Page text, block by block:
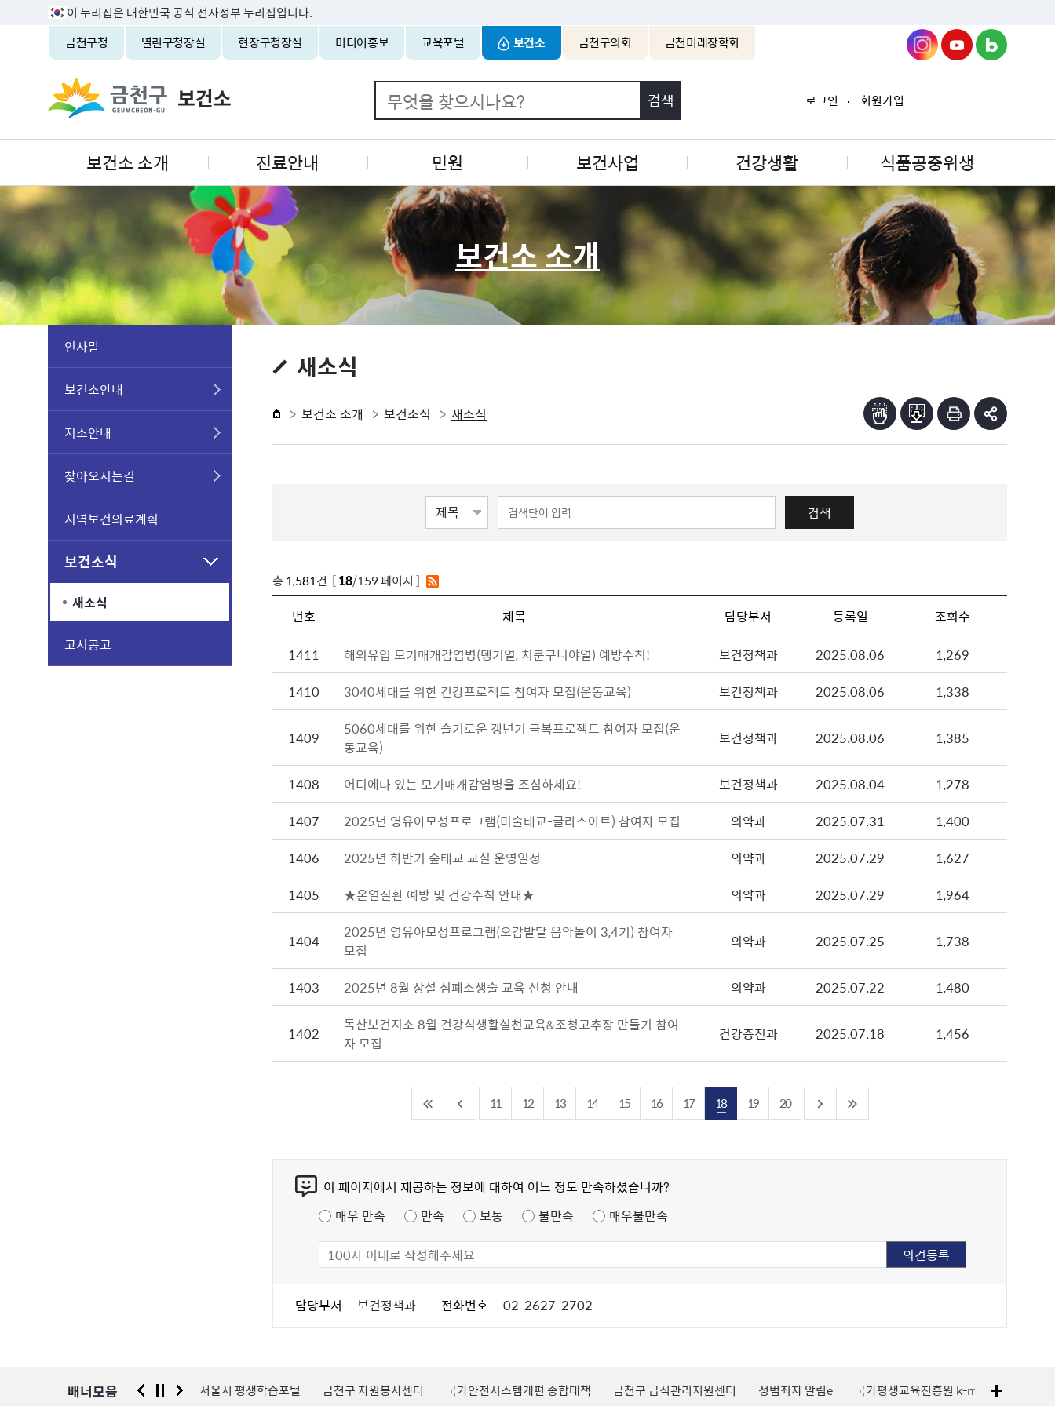
이 누리집은 대한민국 공식 전자정부 누리집입니다.
금천구청
열린구청장실 현장구청장실 미디어홍보 교육포털 보건소 금천구의회 금천미래장학회
로그인 회원가입
보건소 소개 진료안내 민원 보건사업 건강생활 식품공중위생
보건소 소개
인사말
보건소안내
지소안내
찾아오시는길
지역보건의료계획
보건소식
새소식
고시공고
새소식
보건소 소개 보건소식 새소식
검색
총 1,581건 [18/159 페이지 ]
번호 제목 담당부서 등록일 조회수
1411 해외유입 모기매개감염병(뎅기열, 치쿤구니야열) 예방수칙! 보건정책과 2025.08.06
1,269
1410
3040세대를 위한 건강프로젝트 참여자 모집(운동교육) 보건정책과 2025.08.06 1,338
1409
5060세대를 위한 슬기로운 갱년기 극복프로젝트 참여자 모집(운
동교육)
보건정책과 2025.08.06 1,385
1408 어디에나 있는 모기매개감염병을 조심하세요! 보건정책과 2025.08.04
1,278
1407
2025년 영유아모성프로그램(미술태교-글라스아트) 참여자 모집 의약과 2025.07.31
1,400
1406
2025년 하반기 숲태교 교실 운영일정 의약과 2025.07.29
1,627
1405
★온열질환 예방 및 건강수칙 안내★ 의약과 2025.07.29 1,964
1404
2025년 영유아모성프로그램(오감발달 음악놀이 3,4기) 참여자
모집
의약과 2025.07.25 1,738
1403 2025년 8월 상설 심폐소생술 교육 신청 안내 의약과 2025.07.22 1,480
1402
독산보건지소 8월 건강식생활실천교육&조청고추장 만들기 참여
자 모집
건강증진과 2025.07.18 1,456
11 12 13 14 15 16 17 18 19 20
이 페이지에서 제공하는 정보에 대하여 어느 정도 만족하셨습니까?
매우 만족
만족 보통 불만족 매우불만족
담당부서 보건정책과 전화번호 02-2627-2702
배너모음
경찰청 유실물 통합포털 서울시 평생학습포털 금천구 자원봉사센터 국가안전시스템개편 종합대책 금천구 급식관리지원센터 성범죄자 알림e 국가평생교육진흥원 k-mooc